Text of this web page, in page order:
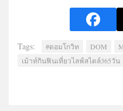
Tags: #ดอมโกวิท DOM
เม้าท์กินฟินเที่ยวไลฟ์สไตล์365วัน